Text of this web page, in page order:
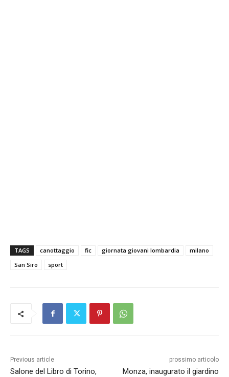
TAGS canottaggio fic giornata giovani lombardia
milano
San Siro
sport
Previous article
Salone del Libro di Torino,
prossimo articolo
Monza, inaugurato il giardino